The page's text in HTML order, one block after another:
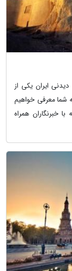
ایران یکی از
شما معرفی خواهیم
خبرنگاران همراه